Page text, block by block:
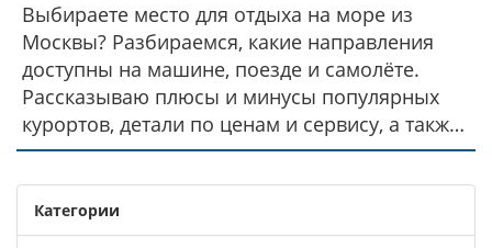
Выбираете место для отдыха на море из
Москвы? Разбираемся, какие направления
доступны на машине, поезде и самолёте.
Рассказываю плюсы и минусы популярных
курортов, детали по ценам и сервису, а также
пару неожиданных вариантов. Делюcь
личным опытом поездок с детьми и даю
советы, как сэкономить. Всё — коротко,
честно и без воды.
Категории